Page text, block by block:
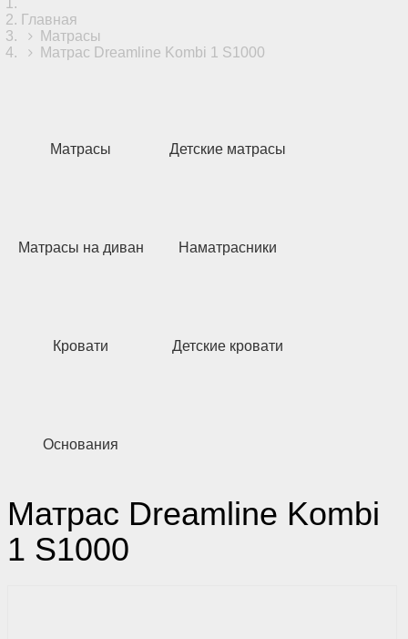
Главная
Матрасы
Матрас Dreamline Kombi 1 S1000
Матрасы Детские матрасы
Матрасы на диван Наматрасники
Кровати Детские кровати
Основания
Матрас Dreamline Kombi
1 S1000